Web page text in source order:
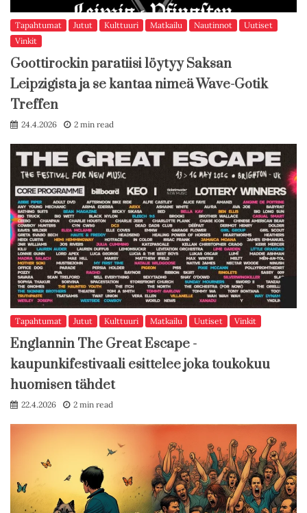
Tapahtumat Jutut Kulttuuri Matkailu Nautinnot
Uutiset
Vinkit
Goottirockin paratiisi löytyy Saksan
Leipzigista ja se kantaa nimeä Wave-Gotik
Treffen
24.4.2026 2 min read
Tapahtumat Jutut Kulttuuri Matkailu Uutiset Vinkit
Englannin The Great Escape -
kaupunkifestivaali esittelee joka toukokuu
huomisen tähdet
22.4.2026 2 min read